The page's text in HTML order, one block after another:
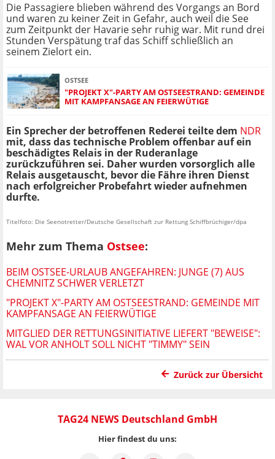
Die Passagiere blieben während des Vorgangs an Bord
und waren zu keiner Zeit in Gefahr, auch weil die See
zum Zeitpunkt der Havarie sehr ruhig war. Mit rund drei
Stunden Verspätung traf das Schiff schließlich an
seinem Zielort ein.
OSTSEE
"PROJEKT X"-PARTY AM OSTSEESTRAND: GEMEINDE
MIT KAMPFANSAGE AN FEIERWÜTIGE
Ein Sprecher der betroffenen Rederei teilte dem NDR
mit, dass das technische Problem offenbar auf ein
beschädigtes Relais in der Ruderanlage
zurückzuführen sei. Daher wurden vorsorglich alle
Relais ausgetauscht, bevor die Fähre ihren Dienst
nach erfolgreicher Probefahrt wieder aufnehmen
durfte.
Titelfoto: Die Seenotretter/Deutsche Gesellschaft zur Rettung Schiffbrüchiger/dpa
Mehr zum Thema Ostsee:
BEIM OSTSEE-URLAUB ANGEFAHREN: JUNGE (7) AUS
CHEMNITZ SCHWER VERLETZT
"PROJEKT X"-PARTY AM OSTSEESTRAND: GEMEINDE MIT
KAMPFANSAGE AN FEIERWÜTIGE
MITGLIED DER RETTUNGSINITIATIVE LIEFERT "BEWEISE":
WAL VOR ANHOLT SOLL NICHT "TIMMY" SEIN
Zurück zur Übersicht
TAG24 NEWS Deutschland GmbH
Hier findest du uns: